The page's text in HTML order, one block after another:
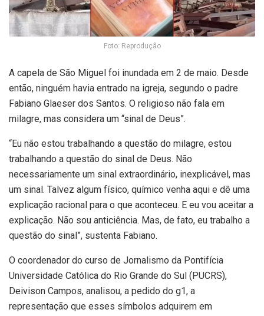
Foto: Reprodução
A capela de São Miguel foi inundada em 2 de maio. Desde
então, ninguém havia entrado na igreja, segundo o padre
Fabiano Glaeser dos Santos. O religioso não fala em
milagre, mas considera um “sinal de Deus”.
“Eu não estou trabalhando a questão do milagre, estou
trabalhando a questão do sinal de Deus. Não
necessariamente um sinal extraordinário, inexplicável, mas
um sinal. Talvez algum físico, químico venha aqui e dê uma
explicação racional para o que aconteceu. E eu vou aceitar a
explicação. Não sou anticiência. Mas, de fato, eu trabalho a
questão do sinal”, sustenta Fabiano.
O coordenador do curso de Jornalismo da Pontifícia
Universidade Católica do Rio Grande do Sul (PUCRS),
Deivison Campos, analisou, a pedido do g1, a
representação que esses símbolos adquirem em